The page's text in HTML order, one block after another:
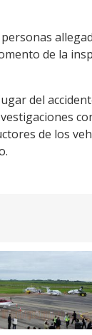
de la
del
de los